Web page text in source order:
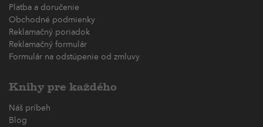
Platba a doručenie
Obchodné podmienky
Reklamačný poriadok
Reklamačný formulár
Formulár na odstúpenie od zmluvy
Knihy pre každého
Náš príbeh
Blog